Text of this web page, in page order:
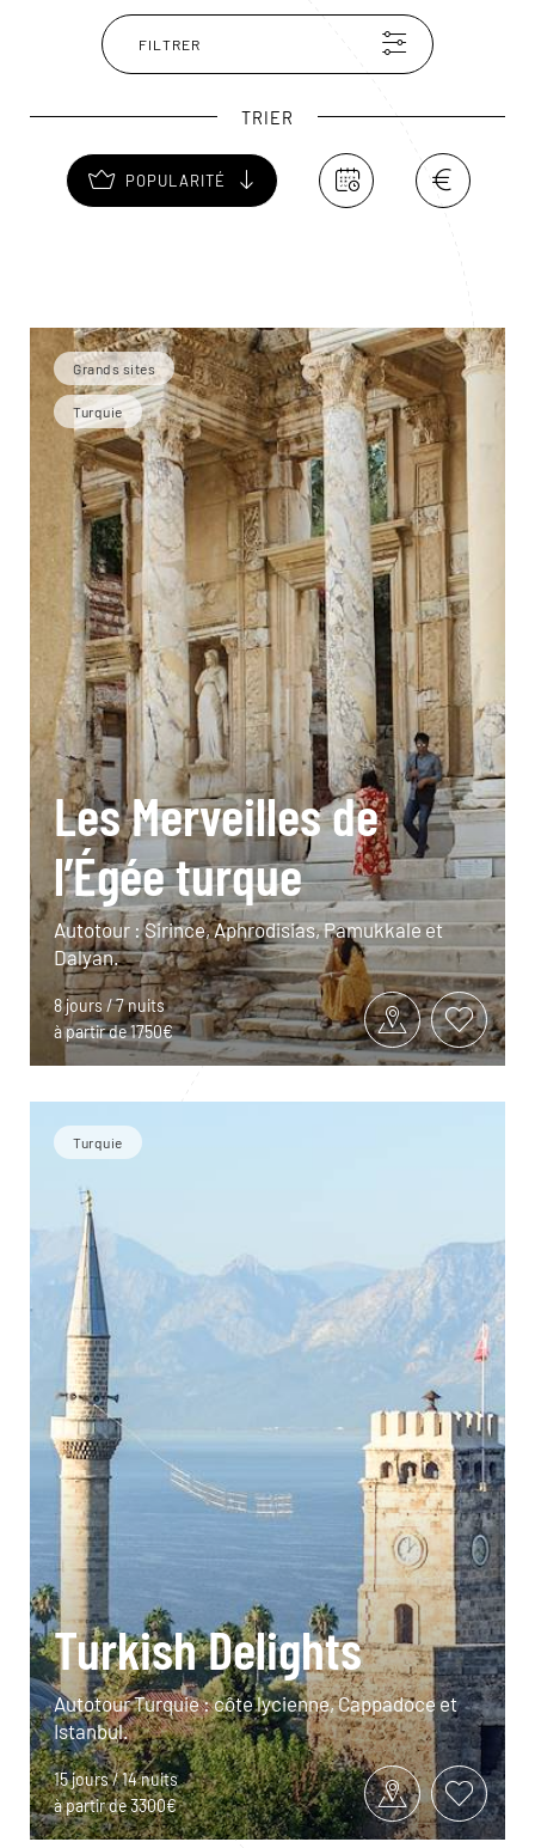
vivent les tortues de mer et les crabes bleus.
FILTRER
TRIER
POPULARITÉ
Grands sites
Turquie
Les Merveilles de
l’Égée turque
Autotour : Sirince, Aphrodisias, Pamukkale et
Dalyan.
8 jours / 7 nuits
à partir de 1750€
Turquie
Turkish Delights
Autotour Turquie : côte lycienne, Cappadoce et
Istanbul.
15 jours / 14 nuits
à partir de 3300€